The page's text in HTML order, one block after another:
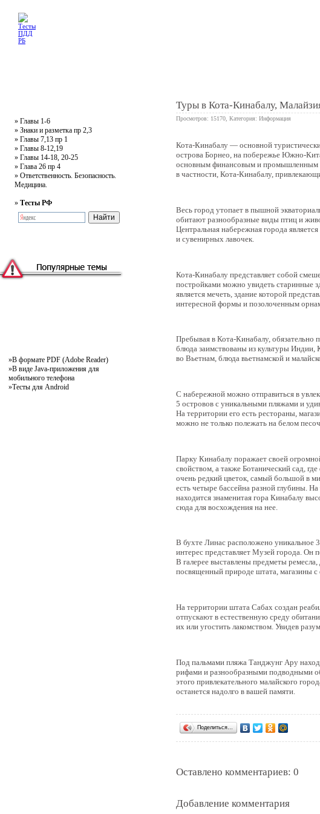
» Главы 1-6
» Знаки и разметка пр 2,3
» Главы 7,13 пр 1
» Главы 8-12,19
» Главы 14-18, 20-25
» Глава 26 пр 4
» Ответственность. Безопасность.
Медицина.
» Тесты РФ
»В формате PDF (Adobe Reader)
»В виде Java-приложения для
мобильного телефона
»Тесты для Android
Туры в Кота-Кинабалу,
Просмотров: 15170, Категория: Информация
Кота-Кинабалу — основной
острова Борнео, на побережье Южно-
основным финансовым и промышленным
в частности, Кота-Кинабалу,
Весь город утопает в пышной
обитают разнообразные виды птиц и
Центральная набережная города
и сувенирных лавочек.
Кота-Кинабалу представляет собой
постройками можно увидеть старинные
является мечеть, здание которой
интересной формы и позолоченным
Пребывая в Кота-Кинабалу,
блюда заимствованы из культуры
во Вьетнам, блюда вьетнамской и
С набережной можно отправиться в
5 островов с уникальными пляжами и
На территории его есть рестораны,
можно не только полежать на белом
Парку Кинабалу поражает своей
свойством, а также Ботанический сад,
очень редкий цветок, самый большой в
есть четыре бассейна разной глубины.
находится знаменитая гора Кинабалу
сюда для восхождения на нее.
В бухте Линас расположено уникальное
интерес представляет Музей города.
В галерее выставлены предметы
посвященный природе штата, магазины
На территории штата Сабах создан
отпускают в естественную среду
их или угостить лакомством. Увидев
Под пальмами пляжа Танджунг Ару
рифами и разнообразными подводными
этого привлекательного малайского
останется надолго в вашей памяти.
Поделиться…
Оставлено комментариев: 0
Добавление комментария